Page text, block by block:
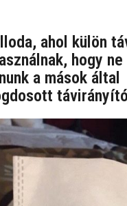
ahol külön
hogy
a mások által